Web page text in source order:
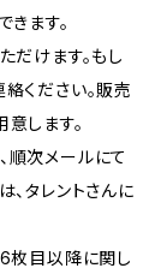
ます。
けます。もし
ください。販売
します。
順次メールにて
、タレントさんに
枚目以降に関し